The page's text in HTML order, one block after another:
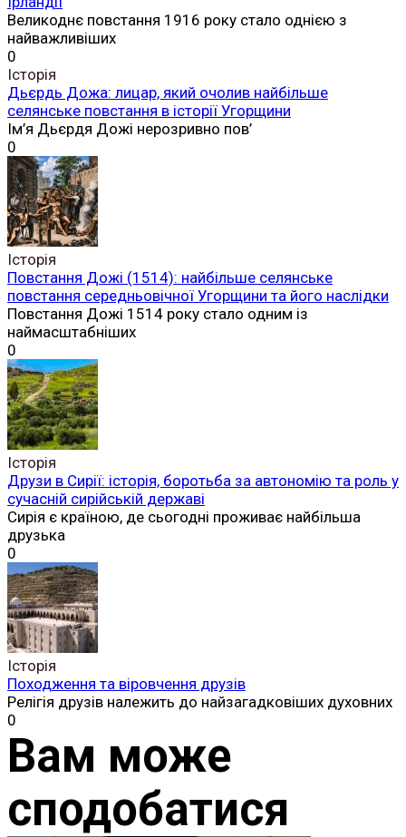
Великоднє повстання 1916 року стало однією з
найважливіших
0
Історія
Дьєрдь Дожа: лицар, який очолив найбільше
селянське повстання в історії Угорщини
Ім’я Дьєрдя Дожі нерозривно пов’
0
Історія
Повстання Дожі (1514): найбільше селянське
повстання середньовічної Угорщини та його наслідки
Повстання Дожі 1514 року стало одним із
наймасштабніших
0
Історія
Друзи в Сирії: історія, боротьба за автономію та роль у
сучасній сирійській державі
Сирія є країною, де сьогодні проживає найбільша
друзька
0
Історія
Походження та віровчення друзів
Релігія друзів належить до найзагадковіших духовних
0
Вам може
сподобатися